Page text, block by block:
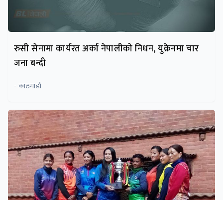
रुसी सेनामा कार्यरत अर्का नेपालीको निधन, युक्रेनमा चार
जना बन्दी
- काठमाडाैं